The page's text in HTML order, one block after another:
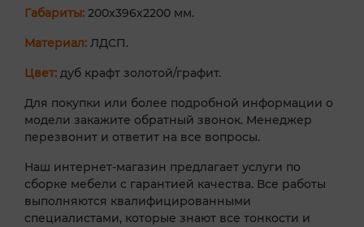
Габариты: 200х396х2200 мм.
Материал: ЛДСП.
Цвет: дуб крафт золотой/графит.
Для покупки или более подробной информации о
модели закажите обратный звонок. Менеджер
перезвонит и ответит на все вопросы.
Наш интернет-магазин предлагает услуги по
сборке мебели с гарантией качества. Все работы
выполняются квалифицированными
специалистами, которые знают все тонкости и